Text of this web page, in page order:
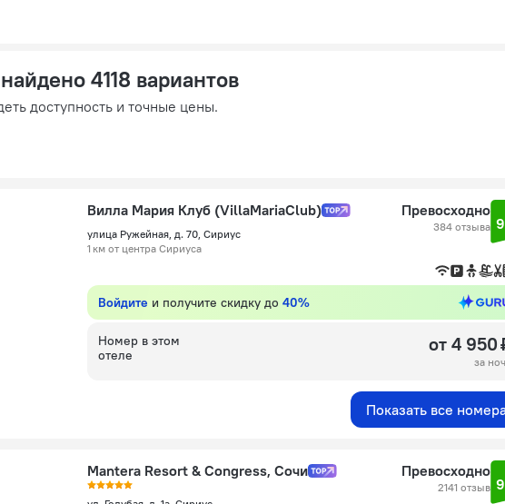
4118 вариантов
доступность и точные цены.
Вилла Мария Клуб (VillaMariaClub)
улица Ружейная, д. 70, Сириус
1 км от центра Сириуса
Превосходно
384 отзыва
Войдите и получите скидку до 40%
Номер в этом
отеле
от 4 950
за
Показать все
Mantera Resort & Congress, Сочи Превосходно
2141 отзыв